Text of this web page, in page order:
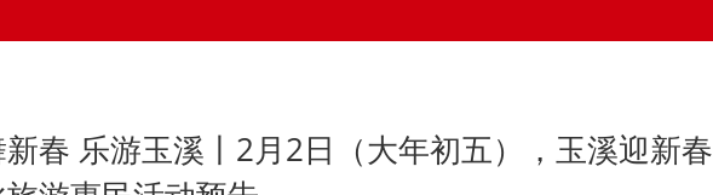
春 乐游玉溪丨2月2日（大年初五），玉溪迎新春